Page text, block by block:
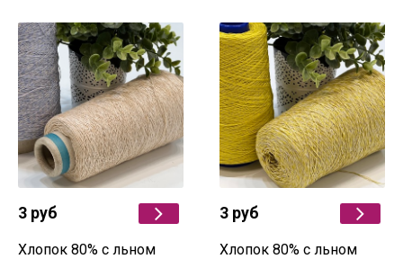
3 руб
Хлопок 80% с льном
3 руб
Хлопок 80% с льном